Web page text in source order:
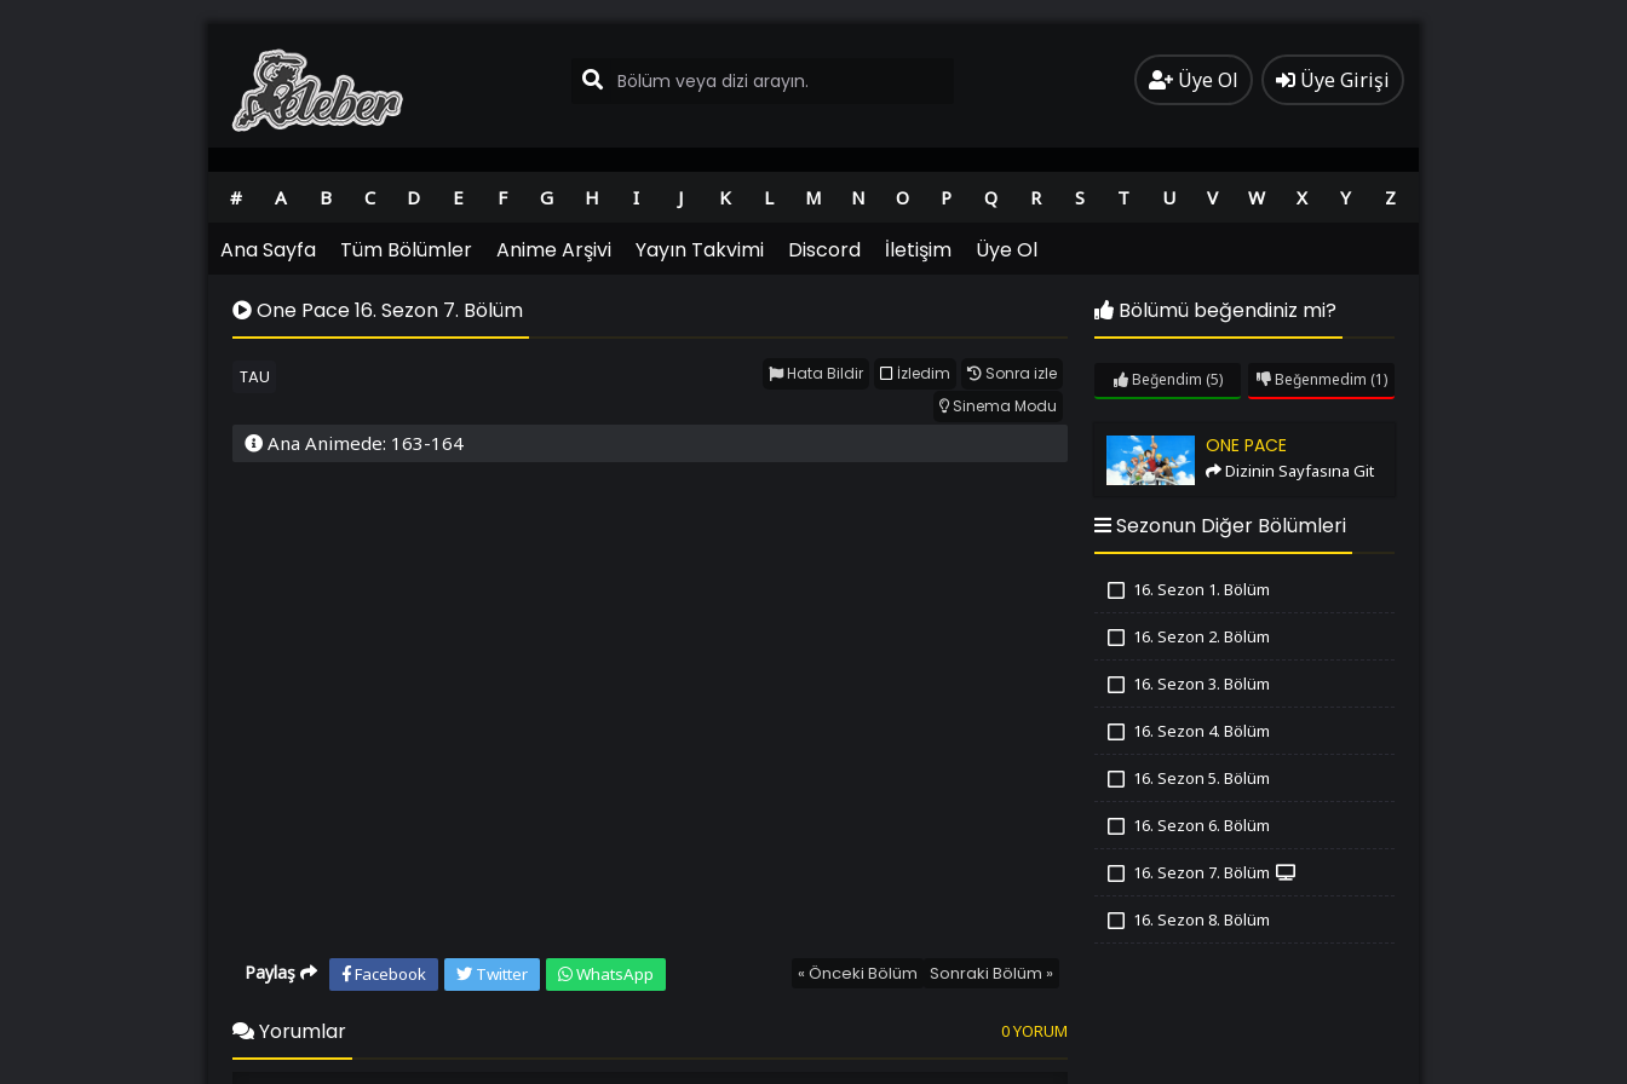
Üye Ol Üye Girişi
# A B C D E F G H I J K L M N O P Q R S T U V W X Y Z
Ana Sayfa Tüm Bölümler Anime Arşivi Yayın Takvimi Discord İletişim Üye Ol
One Pace 16. Sezon 7. Bölüm
TAU Sonra izle
İzledim
Hata Bildir
Sinema Modu
Ana Animede: 163-164
Paylaş Facebook Twitter WhatsApp « Önceki Bölüm Sonraki Bölüm »
Bölümü beğendiniz mi?
Beğendim (5) Beğenmedim (1)
One Pace ONE PACE
Dizinin Sayfasına Git
Sezonun Diğer Bölümleri
16. Sezon 1. Bölüm
16. Sezon 2. Bölüm
16. Sezon 3. Bölüm
16. Sezon 4. Bölüm
16. Sezon 5. Bölüm
16. Sezon 6. Bölüm
16. Sezon 7. Bölüm
16. Sezon 8. Bölüm
Yorumlar 0 YORUM